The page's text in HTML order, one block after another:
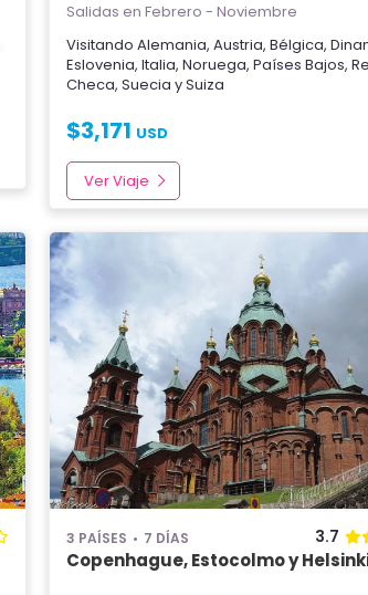
Salidas en Febrero - Noviembre
VisitandoAlemania,Austria,Bélgica,
Eslovenia,Italia,Noruega,Países Bajos,
Checa,Suecia ySuiza
$3,171 USD
Ver Viaje
3 PAÍSES 7 DÍAS 3.7
Copenhague, Estocolmo y